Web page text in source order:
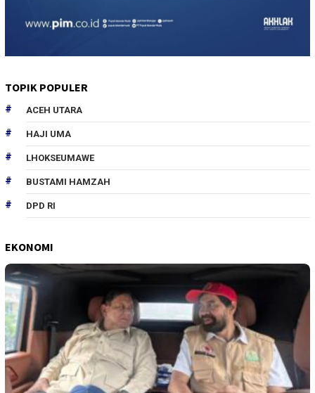
TOPIK POPULER
ACEH UTARA
HAJI UMA
LHOKSEUMAWE
BUSTAMI HAMZAH
DPD RI
EKONOMI